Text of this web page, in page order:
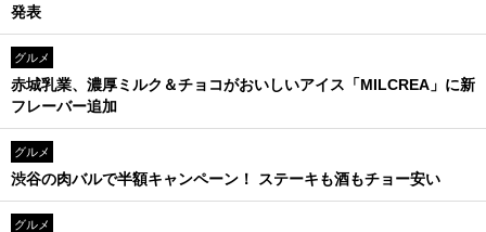
発表
グルメ
赤城乳業、濃厚ミルク＆チョコがおいしいアイス「MILCREA」に新
フレーバー追加
グルメ
渋谷の肉バルで半額キャンペーン！ ステーキも酒もチョー安い
グルメ